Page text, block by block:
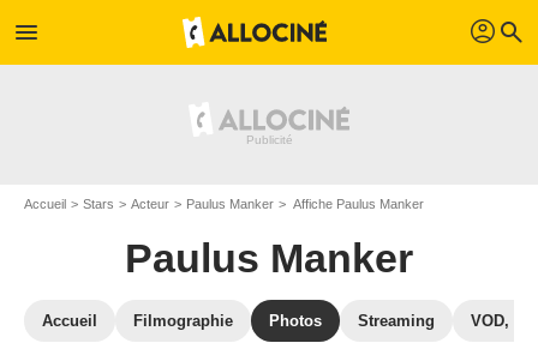
menu profil search
Accueil Stars Acteur Paulus Manker Affiche Paulus Manker
Paulus Manker
Accueil Filmographie Photos Streaming VOD,